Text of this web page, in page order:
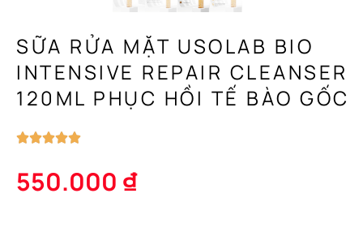
SỮA RỬA MẶT USOLAB BIO
INTENSIVE REPAIR CLEANSER
120ML PHỤC HỒI TẾ BÀO GỐC
550.000 ₫